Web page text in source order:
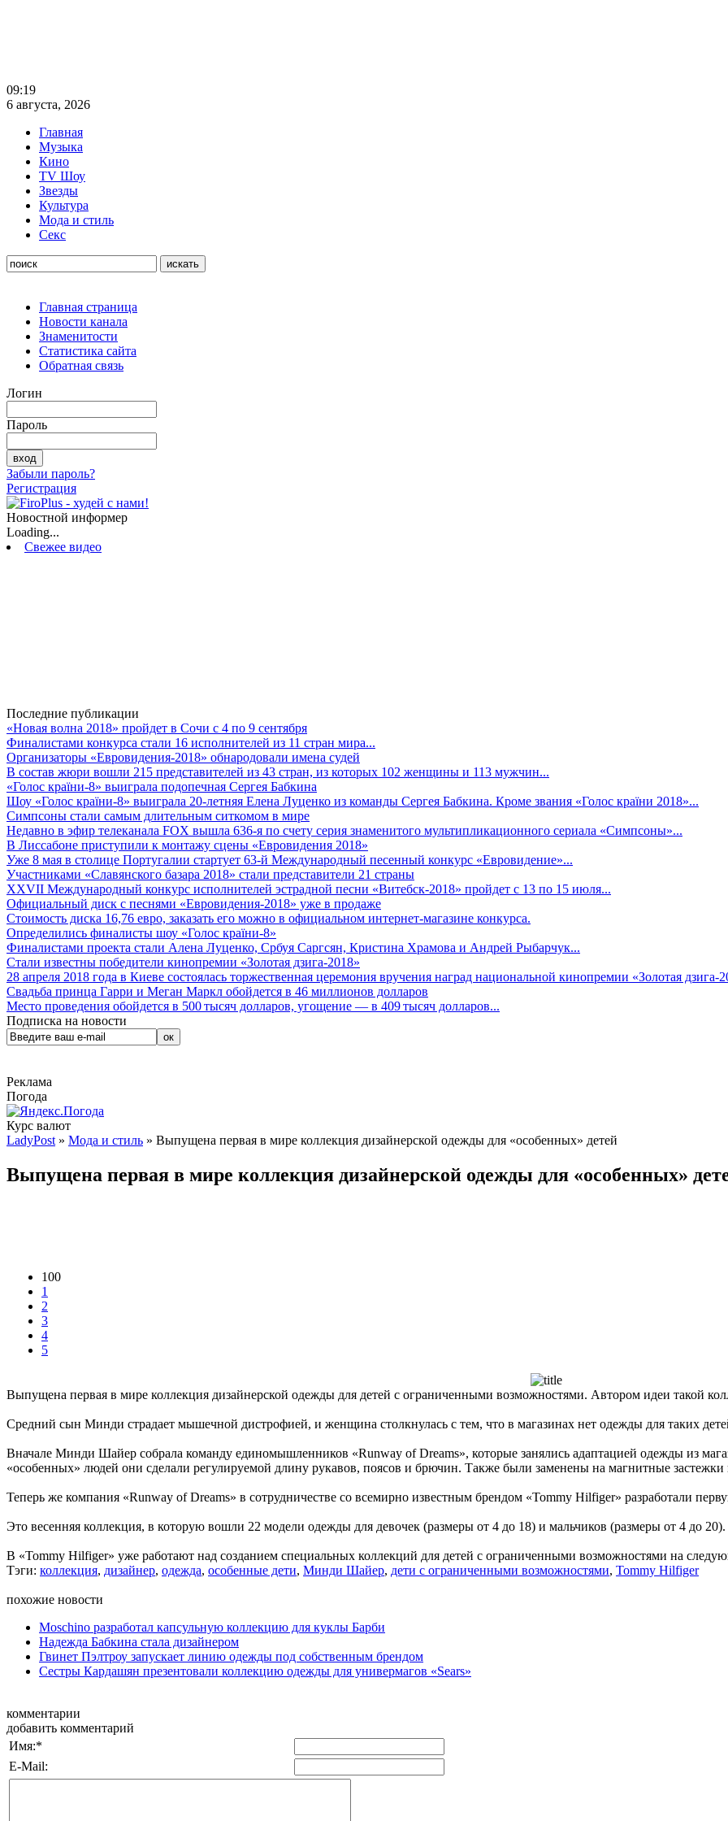
09:19
6 августа, 2026
Главная
Музыка
Кино
TV Шоу
Звезды
Культура
Мода и стиль
Секс
Главная страница
Новости канала
Знаменитости
Статистика сайта
Обратная связь
Логин
Пароль
Забыли пароль?
Регистрация
Новостной информер
Loading...
Свежее видео
Последние публикации
«Новая волна 2018» пройдет в Сочи с 4 по 9 сентября
Финалистами конкурса стали 16 исполнителей из 11 стран мира...
Организаторы «Евровидения-2018» обнародовали имена судей
В состав жюри вошли 215 представителей из 43 стран, из которых 102 женщины и 113 мужчин...
«Голос країни-8» выиграла подопечная Сергея Бабкина
Шоу «Голос країни-8» выиграла 20-летняя Елена Луценко из команды Сергея Бабкина. Кроме звания «Голос країни 2018»...
Симпсоны стали самым длительным ситкомом в мире
Недавно в эфир телеканала FOX вышла 636-я по счету серия знаменитого мультипликационного сериала «Симпсоны»...
В Лиссабоне приступили к монтажу сцены «Евровидения 2018»
Уже 8 мая в столице Португалии стартует 63-й Международный песенный конкурс «Евровидение»...
Участниками «Славянского базара 2018» стали представители 21 страны
XXVII Международный конкурс исполнителей эстрадной песни «Витебск-2018» пройдет с 13 по 15 июля...
Официальный диск с песнями «Евровидения-2018» уже в продаже
Стоимость диска 16,76 евро, заказать его можно в официальном интернет-магазине конкурса.
Определились финалисты шоу «Голос країни-8»
Финалистами проекта стали Алена Луценко, Србуя Саргсян, Кристина Храмова и Андрей Рыбарчук...
Стали известны победители кинопремии «Золотая дзига-2018»
28 апреля 2018 года в Киеве состоялась торжественная церемония вручения наград национальной кинопремии «Золотая дзига-
Свадьба принца Гарри и Меган Маркл обойдется в 46 миллионов долларов
Место проведения обойдется в 500 тысяч долларов, угощение — в 409 тысяч долларов...
Подписка на новости
Реклама
Погода
Курс валют
LadyPost » Мода и стиль » Выпущена первая в мире коллекция дизайнерской одежды для «особенных» детей
Выпущена первая в мире коллекция дизайнерской одежды для «особенных»
100
1
2
3
4
5
Выпущена первая в мире коллекция дизайнерской одежды для детей с ограниченными возможностями. Автором идеи такой
Средний сын Минди страдает мышечной дистрофией, и женщина столкнулась с тем, что в магазинах нет одежды для таких
Вначале Минди Шайер собрала команду единомышленников «Runway of Dreams», которые занялись адаптацией одежды из
«особенных» людей они сделали регулируемой длину рукавов, поясов и брючин. Также были заменены на магнитные
Теперь же компания «Runway of Dreams» в сотрудничестве со всемирно известным брендом «Tommy Hilfiger» разработали
Это весенняя коллекция, в которую вошли 22 модели одежды для девочек (размеры от 4 до 18) и мальчиков (размеры от 4 до
В «Tommy Hilfiger» уже работают над созданием специальных коллекций для детей с ограниченными возможностями на
Тэги: коллекция, дизайнер, одежда, особенные дети, Минди Шайер, дети с ограниченными возможностями, Tommy Hilfiger
похожие новости
Moschino разработал капсульную коллекцию для куклы Барби
Надежда Бабкина стала дизайнером
Гвинет Пэлтроу запускает линию одежды под собственным брендом
Сестры Кардашян презентовали коллекцию одежды для универмагов «Sears»
комментарии
добавить комментарий
Имя:*
E-Mail: